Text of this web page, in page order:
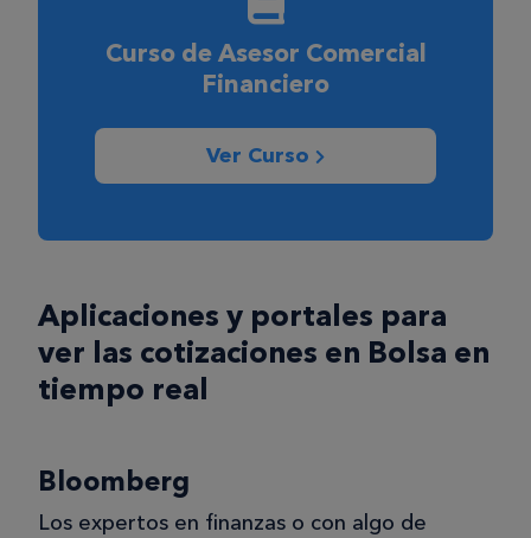
Curso de Asesor Comercial
Financiero
Ver Curso
Aplicaciones y portales para
ver las cotizaciones en Bolsa en
tiempo real
Bloomberg
Los expertos en finanzas o con algo de